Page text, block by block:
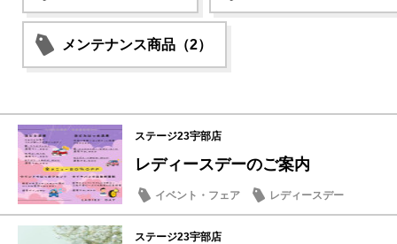
メンテナンス商品（2）
ステージ23宇部店
レディースデーのご案内
イベント・フェア レディースデー
ステージ23宇部店